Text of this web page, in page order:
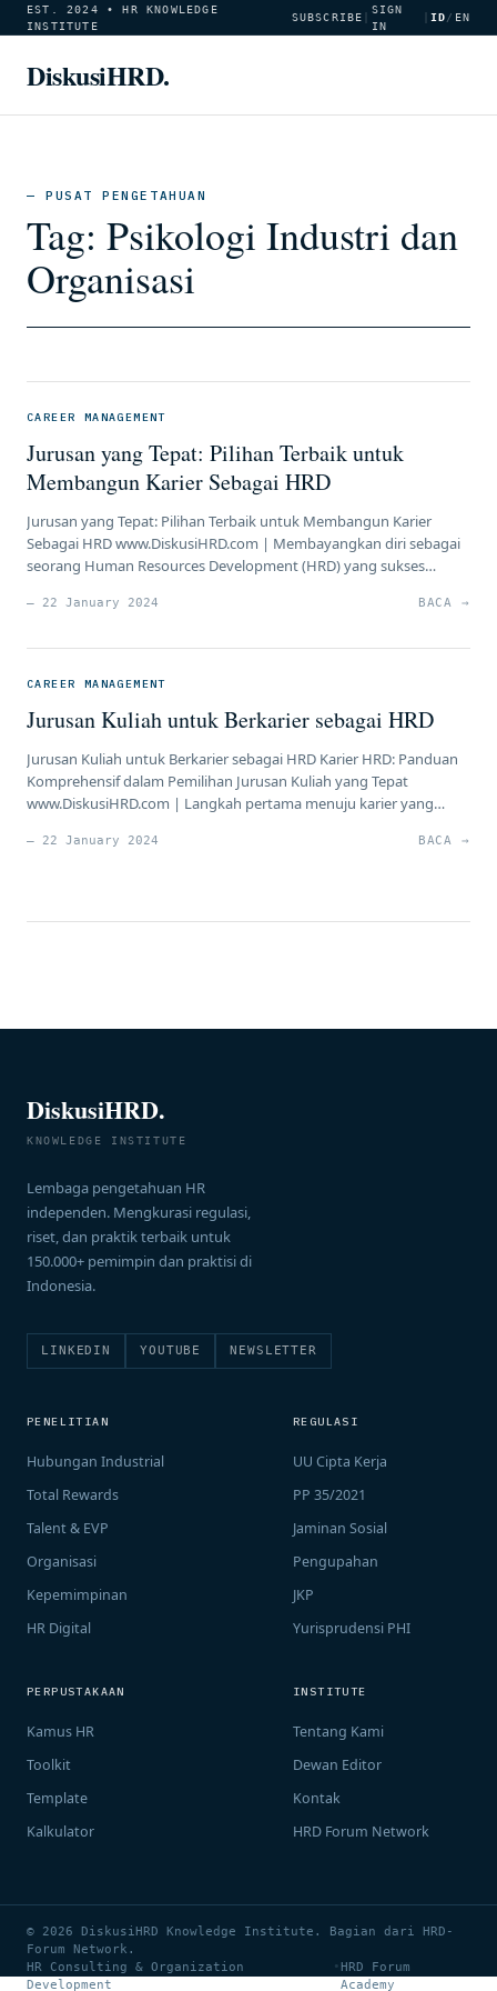
EST. 2024 • HR KNOWLEDGE
INSTITUTE
SUBSCRIBE
SIGN
IN
ID/ EN
DiskusiHRD.
— PUSAT PENGETAHUAN
Tag: Psikologi Industri dan
Organisasi
CAREER MANAGEMENT
Jurusan yang Tepat: Pilihan Terbaik untuk
Membangun Karier Sebagai HRD
Jurusan yang Tepat: Pilihan Terbaik untuk Membangun Karier
Sebagai HRD www.DiskusiHRD.com | Membayangkan diri sebagai
seorang Human Resources Development (HRD) yang sukses
yang tepat adalah kunci untuk membangun fondasi yang kuat
Berikut adalah beberapa jurusan yang sangat cocok bagi mereka
yang […]
— 22 January 2024 BACA →
CAREER MANAGEMENT
Jurusan Kuliah untuk Berkarier sebagai HRD
Jurusan Kuliah untuk Berkarier sebagai HRD Karier HRD: Panduan
Komprehensif dalam Pemilihan Jurusan Kuliah yang Tepat
www.DiskusiHRD.com | Langkah pertama menuju karier yang
memilih jurusan kuliah yang sesuai. Artikel ini menyajikan panduan
— 22 January 2024 BACA →
DiskusiHRD.
KNOWLEDGE INSTITUTE
Lembaga pengetahuan HR
independen. Mengkurasi regulasi,
riset, dan praktik terbaik untuk
150.000+ pemimpin dan praktisi di
Indonesia.
LINKEDIN YOUTUBE NEWSLETTER
PENELITIAN
Hubungan Industrial
Total Rewards
Talent & EVP
Organisasi
Kepemimpinan
HR Digital
REGULASI
UU Cipta Kerja
PP 35/2021
Jaminan Sosial
Pengupahan
JKP
Yurisprudensi PHI
PERPUSTAKAAN
Kamus HR
Toolkit
Template
Kalkulator
INSTITUTE
Tentang Kami
Dewan Editor
Kontak
HRD Forum Network
© 2026 DiskusiHRD Knowledge Institute. Bagian dari HRD-
Forum Network.
HR Consulting & Organization
Development
•HRD Forum
Academy